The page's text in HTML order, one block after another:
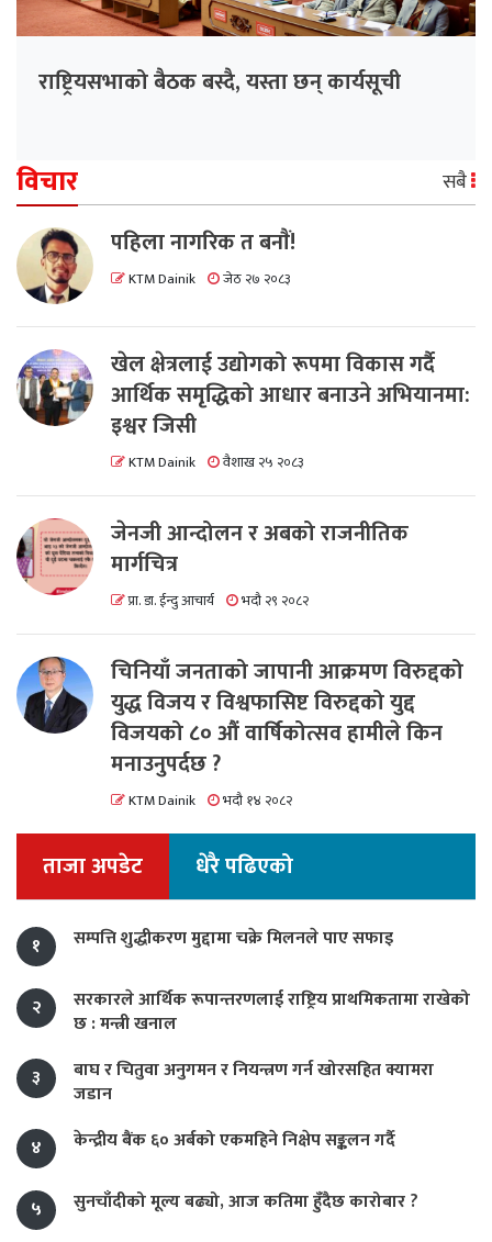
राष्ट्रियसभाको बैठक बस्दै, यस्ता छन् कार्यसूची
विचार सबै
पहिला नागरिक त बनाैं!
KTM Dainik जेठ २७ २०८३
खेल क्षेत्रलाई उद्योगको रूपमा विकास गर्दै
आर्थिक समृद्धिको आधार बनाउने अभियानमा:
इश्वर जिसी
KTM Dainik वैशाख २५ २०८३
जेनजी आन्दोलन र अबको राजनीतिक
मार्गचित्र
प्रा. डा. ईन्दु आचार्य भदौ २९ २०८२
चिनियाँ जनताको जापानी आक्रमण विरुद्दको
युद्ध विजय र विश्वफासिष्ट विरुद्दको युद्द
विजयको ८० औं वार्षिकोत्सव हामीले किन
मनाउनुपर्दछ ?
KTM Dainik भदौ १४ २०८२
ताजा अपडेट धेरै पढिएको
१ सम्पत्ति शुद्धीकरण मुद्दामा चक्रे मिलनले पाए सफाइ
२
सरकारले आर्थिक रूपान्तरणलाई राष्ट्रिय प्राथमिकतामा राखेको
छ : मन्त्री खनाल
३
बाघ र चितुवा अनुगमन र नियन्त्रण गर्न खोरसहित क्यामरा
जडान
४
केन्द्रीय बैंक ६० अर्बको एकमहिने निक्षेप सङ्कलन गर्दै
५ सुनचाँदीको मूल्य बढ्यो, आज कतिमा हुँदैछ कारोबार ?